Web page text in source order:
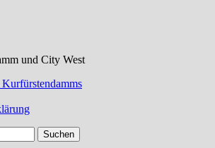
und City West
Kurfürstendamms